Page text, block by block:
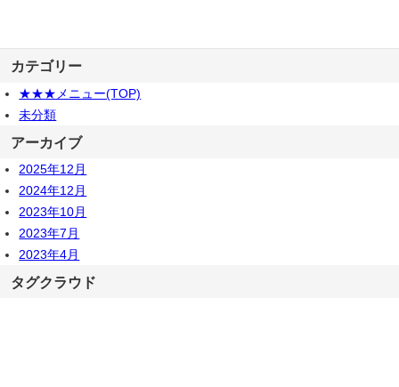
カテゴリー
★★★メニュー(TOP)
未分類
アーカイブ
2025年12月
2024年12月
2023年10月
2023年7月
2023年4月
タグクラウド